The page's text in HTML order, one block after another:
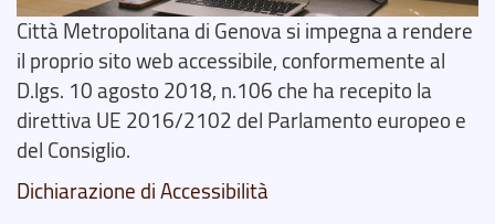
Città Metropolitana di Genova si impegna a rendere
il proprio sito web accessibile, conformemente al
D.lgs. 10 agosto 2018, n.106 che ha recepito la
direttiva UE 2016/2102 del Parlamento europeo e
del Consiglio.
Dichiarazione di Accessibilità